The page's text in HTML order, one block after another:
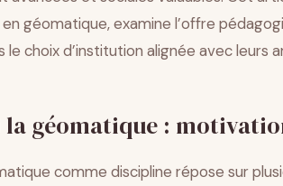
géomatique, examine l’offre
le choix d’institution alignée avec leurs
géomatique :
comme discipline répose sur